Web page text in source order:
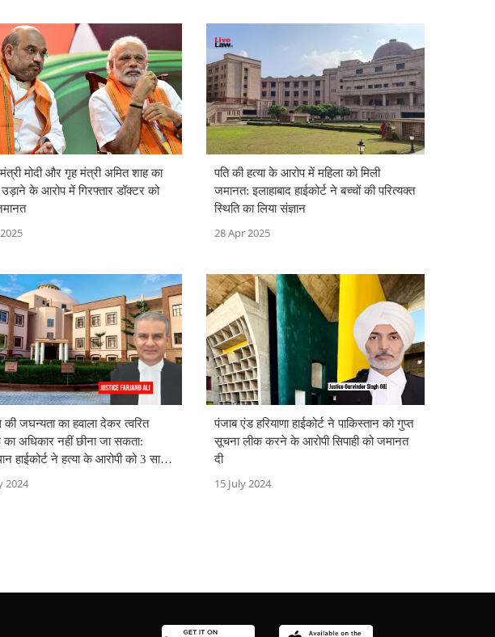
मोदी और गृह मंत्री अमित शाह का
के आरोप में गिरफ्तार डॉक्टर को
पति की हत्या के आरोप में महिला को मिली
जमानत: इलाहाबाद हाईकोर्ट ने बच्चों की परित्यक्त
स्थिति का लिया संज्ञान
28 Apr 2025
की जघन्यता का हवाला देकर त्वरित
का अधिकार नहीं छीना जा सकता:
हाईकोर्ट ने हत्या के आरोपी को 3 साल
किया
2024
पंजाब एंड हरियाणा हाईकोर्ट ने पाकिस्तान को गुप्त
सूचना लीक करने के आरोपी सिपाही को जमानत
दी
15 July 2024